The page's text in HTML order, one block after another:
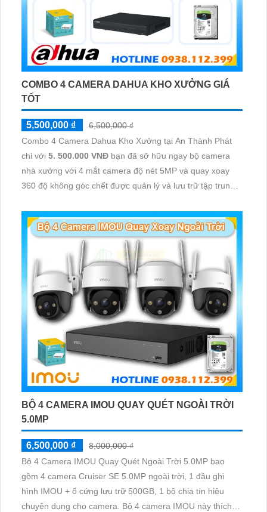
COMBO 4 CAMERA DAHUA KHO XƯỞNG GIÁ
TỐT
5,500,000 ₫
6,500,000 ₫
Combo 4 Camera Dahua Kho Xưởng tại An Thành Phát
chỉ với 5. 500.000 VNĐ bạn đã sỡ hữu ngay bộ camera
nhà xưởng với 4 mắt camera độ nét 5MP và quay xoay
360 độ không góc chết được quản lý và lưu trữ tập trung
BỘ 4 CAMERA IMOU QUAY QUÉT NGOÀI TRỜI
5.0MP
6,500,000 ₫
8,000,000 ₫
Bộ 4 Camera IMOU Quay Quét Ngoài Trời 5.0MP bao
gồm 4 camera Cruiser SE 5.0MP ngoài trời, 1 đầu ghi
hình IMOU + ổ cứng lưu trữ 500GB, 1 bộ chia tín hiệu
chuyên dụng cho camera. Bộ 4 camera IMOU này thích